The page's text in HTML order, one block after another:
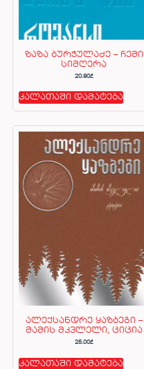
ზაზა ბურჭულაძე – ჩემი
სიმღერა
20.90₾
კალათაში დამატება
ალექსანდრე ყაზბეგი –
მამის მკვლელი, ციცია
25.00₾
კალათაში დამატება